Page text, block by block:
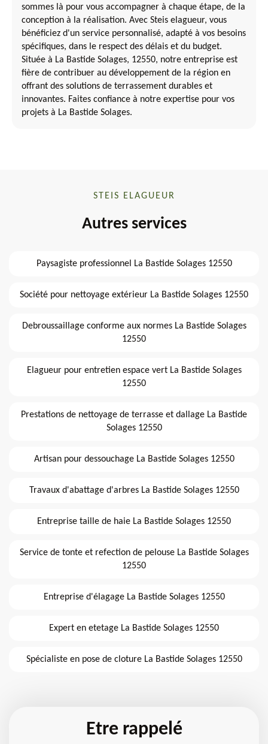
sommes là pour vous accompagner à chaque étape, de la
conception à la réalisation. Avec Steis elagueur, vous
bénéficiez d'un service personnalisé, adapté à vos besoins
spécifiques, dans le respect des délais et du budget.
Située à La Bastide Solages, 12550, notre entreprise est
fière de contribuer au développement de la région en
offrant des solutions de terrassement durables et
innovantes. Faites confiance à notre expertise pour vos
projets à La Bastide Solages.
STEIS ELAGUEUR
Autres services
Paysagiste professionnel La Bastide Solages 12550
Société pour nettoyage extérieur La Bastide Solages 12550
Debroussaillage conforme aux normes La Bastide Solages
12550
Elagueur pour entretien espace vert La Bastide Solages
12550
Prestations de nettoyage de terrasse et dallage La Bastide
Solages 12550
Artisan pour dessouchage La Bastide Solages 12550
Travaux d'abattage d'arbres La Bastide Solages 12550
Entreprise taille de haie La Bastide Solages 12550
Service de tonte et refection de pelouse La Bastide Solages
12550
Entreprise d'élagage La Bastide Solages 12550
Expert en etetage La Bastide Solages 12550
Spécialiste en pose de cloture La Bastide Solages 12550
Etre rappelé